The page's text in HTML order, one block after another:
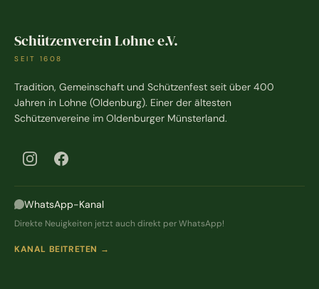
Schützenverein Lohne e.V.
SEIT 1608
Tradition, Gemeinschaft und Schützenfest seit über 400
Jahren in Lohne (Oldenburg). Einer der ältesten
Schützenvereine im Oldenburger Münsterland.
WhatsApp-Kanal
Direkte Neuigkeiten jetzt auch direkt per WhatsApp!
KANAL BEITRETEN →